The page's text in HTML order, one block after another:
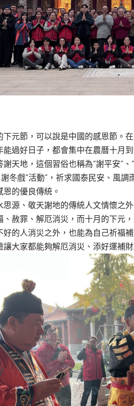
下元節，可以說是中國的感恩節。
能過好日子，都會集中在農曆十月
天地，這個習俗也稱為“謝平安”、
冬戲”活動”，祈求國泰民安、風
的優良傳統。
思源、敬天謝地的傳統人文情懷之
、赦罪、解厄消災，而十月的下元
好的人消災之外，也能為自己祈福
大家都能夠解厄消災、添好運補財